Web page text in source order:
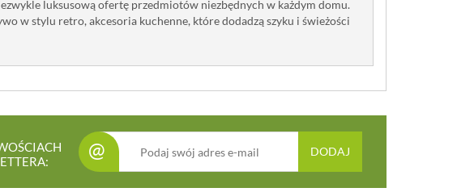
luksusową ofertę przedmiotów niezbędnych w każdym domu.
w stylu retro, akcesoria kuchenne, które dodadzą szyku i świeżości
@ DODAJ